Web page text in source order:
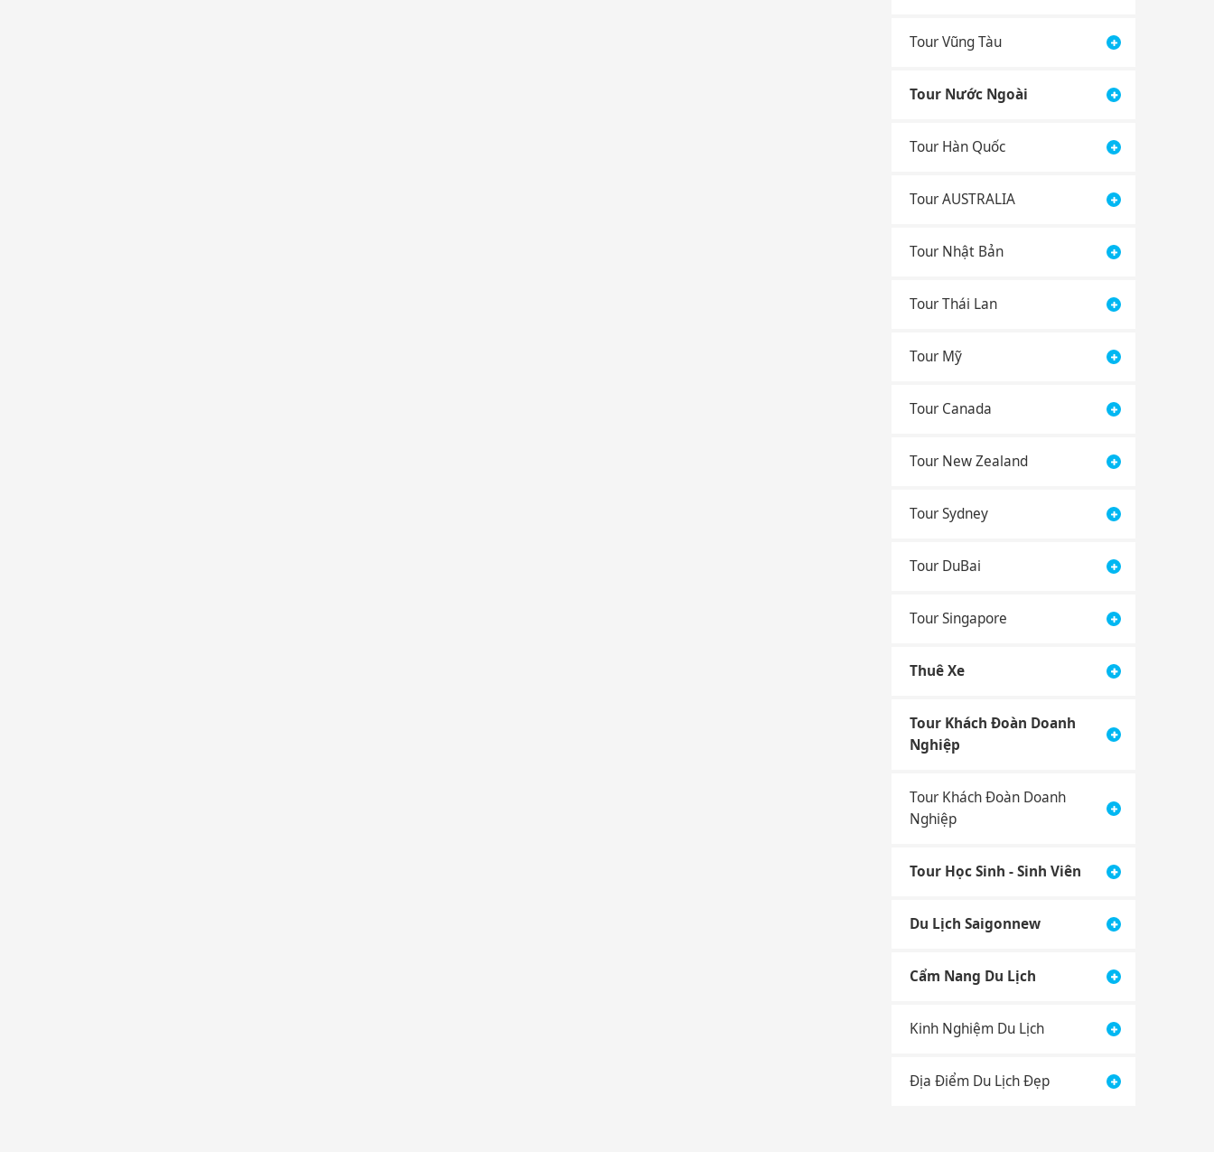
Tour Vũng Tàu
Tour Nước Ngoài
Tour Hàn Quốc
Tour AUSTRALIA
Tour Nhật Bản
Tour Thái Lan
Tour Mỹ
Tour Canada
Tour New Zealand
Tour Sydney
Tour DuBai
Tour Singapore
Thuê Xe
Tour Khách Đoàn Doanh
Nghiệp
Tour Khách Đoàn Doanh
Nghiệp
Tour Học Sinh - Sinh Viên
Du Lịch Saigonnew
Cẩm Nang Du Lịch
Kinh Nghiệm Du Lịch
Địa Điểm Du Lịch Đẹp